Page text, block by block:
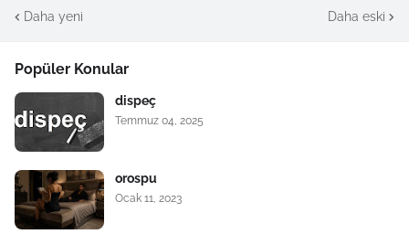
Daha yeni Daha eski
Popüler Konular
dispeç
Temmuz 04, 2025
orospu
Ocak 11, 2023